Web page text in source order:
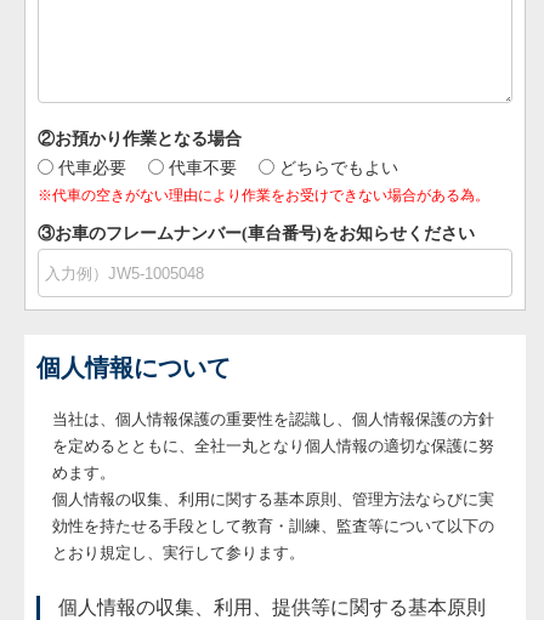
②お預かり作業となる場合
代車必要
代車不要 どちらでもよい
※代車の空きがない理由により作業をお受けできない場合がある為。
③お車のフレームナンバー(車台番号)をお知らせください
個人情報について
当社は、個人情報保護の重要性を認識し、個人情報保護の方針
を定めるとともに、全社一丸となり個人情報の適切な保護に努
めます。
個人情報の収集、利用に関する基本原則、管理方法ならびに実
効性を持たせる手段として教育・訓練、監査等について以下の
とおり規定し、実行して参ります。
個人情報の収集、利用、提供等に関する基本原則